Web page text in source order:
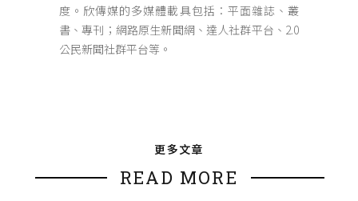
度。欣傳媒的多媒體載具包括：平面雜誌、叢
書、專刊；網路原生新聞網、達人社群平台、2.0
公民新聞社群平台等。
更多文章
READ MORE